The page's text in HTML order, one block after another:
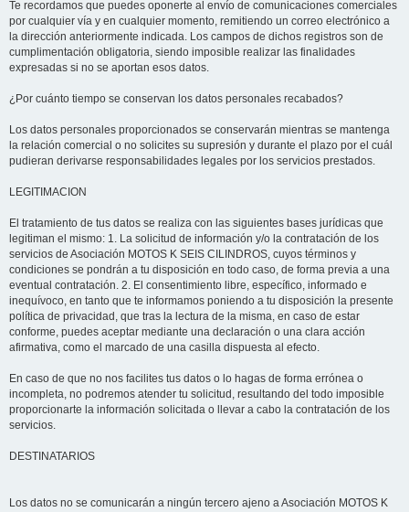
Te recordamos que puedes oponerte al envío de comunicaciones comerciales
por cualquier vía y en cualquier momento, remitiendo un correo electrónico a
la dirección anteriormente indicada. Los campos de dichos registros son de
cumplimentación obligatoria, siendo imposible realizar las finalidades
expresadas si no se aportan esos datos.
¿Por cuánto tiempo se conservan los datos personales recabados?
Los datos personales proporcionados se conservarán mientras se mantenga
la relación comercial o no solicites su supresión y durante el plazo por el cuál
pudieran derivarse responsabilidades legales por los servicios prestados.
LEGITIMACION
El tratamiento de tus datos se realiza con las siguientes bases jurídicas que
legitiman el mismo: 1. La solicitud de información y/o la contratación de los
servicios de Asociación MOTOS K SEIS CILINDROS, cuyos términos y
condiciones se pondrán a tu disposición en todo caso, de forma previa a una
eventual contratación. 2. El consentimiento libre, específico, informado e
inequívoco, en tanto que te informamos poniendo a tu disposición la presente
política de privacidad, que tras la lectura de la misma, en caso de estar
conforme, puedes aceptar mediante una declaración o una clara acción
afirmativa, como el marcado de una casilla dispuesta al efecto.
En caso de que no nos facilites tus datos o lo hagas de forma errónea o
incompleta, no podremos atender tu solicitud, resultando del todo imposible
proporcionarte la información solicitada o llevar a cabo la contratación de los
servicios.
DESTINATARIOS
Los datos no se comunicarán a ningún tercero ajeno a Asociación MOTOS K